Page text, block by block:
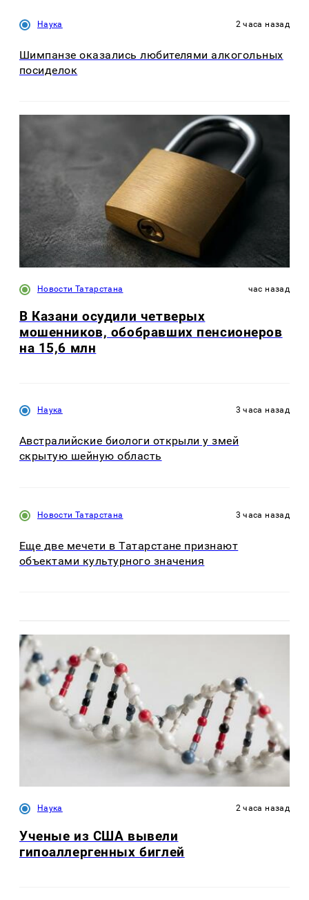
Наука 2 часа назад
Шимпанзе оказались любителями алкогольных
посиделок
Новости Татарстана час назад
В Казани осудили четверых
мошенников, обобравших пенсионеров
на 15,6 млн
Наука 3 часа назад
Австралийские биологи открыли у змей
скрытую шейную область
Новости Татарстана 3 часа назад
Еще две мечети в Татарстане признают
объектами культурного значения
Наука 2 часа назад
Ученые из США вывели
гипоаллергенных биглей